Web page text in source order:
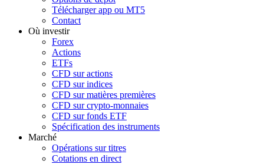
Télécharger app ou MT5
Contact
Où investir
Forex
Actions
ETFs
CFD sur actions
CFD sur indices
CFD sur matières premières
CFD sur crypto-monnaies
CFD sur fonds ETF
Spécification des instruments
Marché
Opérations sur titres
Cotations en direct